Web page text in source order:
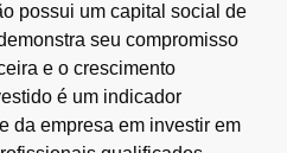
possui um capital social de
seu compromisso
e o crescimento
é um indicador
da empresa em investir em